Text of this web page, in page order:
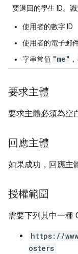
要退回的學生 ID。
使用者的數字 ID
使用者的電子郵
字串常值 "me"
要求主體
要求主體必須為空
回應主體
如果成功，回應主
授權範圍
需要下列其中一種
https://
osters